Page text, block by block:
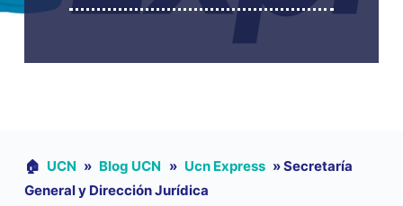
🏠︎ UCN » Blog UCN » Ucn Express »Secretaría
General y Dirección Jurídica